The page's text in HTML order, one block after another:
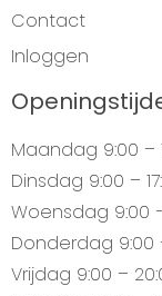
Contact
Inloggen
Maandag 9:00 –
Dinsdag 9:00 –
Woensdag 9:00
Donderdag 9:00
Vrijdag 9:00 –